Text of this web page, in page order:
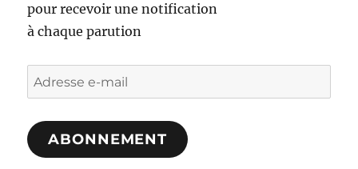
pour recevoir une notification
à chaque parution
Adresse
e-
mail
ABONNEMENT